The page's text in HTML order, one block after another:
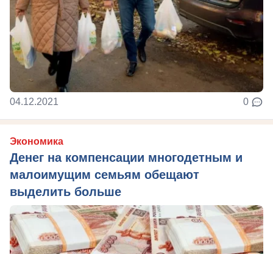
04.12.2021 0
Экономика
Денег на компенсации многодетным и
малоимущим семьям обещают
выделить больше